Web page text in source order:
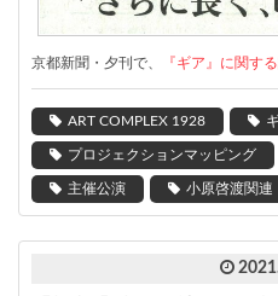
京都新聞・夕刊 で、 『ギア』に関す
ART COMPLEX 1928
プロジェクションマッピング
主催公演 小原啓渡関連